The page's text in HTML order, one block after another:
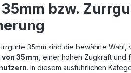
bzw.
35mm sind die bewährte Wahl,
35mm , einer hohen Zugkraft
. In diesem ausführlichen